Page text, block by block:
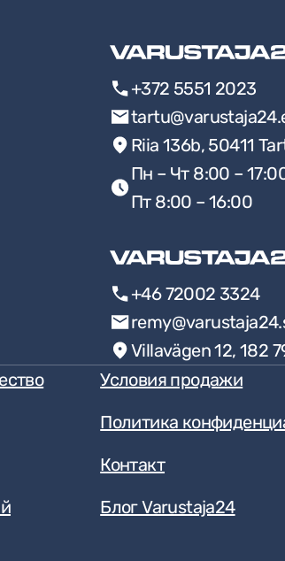
+372 5551 2023
Riia 136b, 50411
Пн – Чт 8:00 –
Пт 8:00 – 16:00
+46 72002 3324
Villavägen 12, 182
Условия продажи
Политика
Контакт
Блог Varustaja24